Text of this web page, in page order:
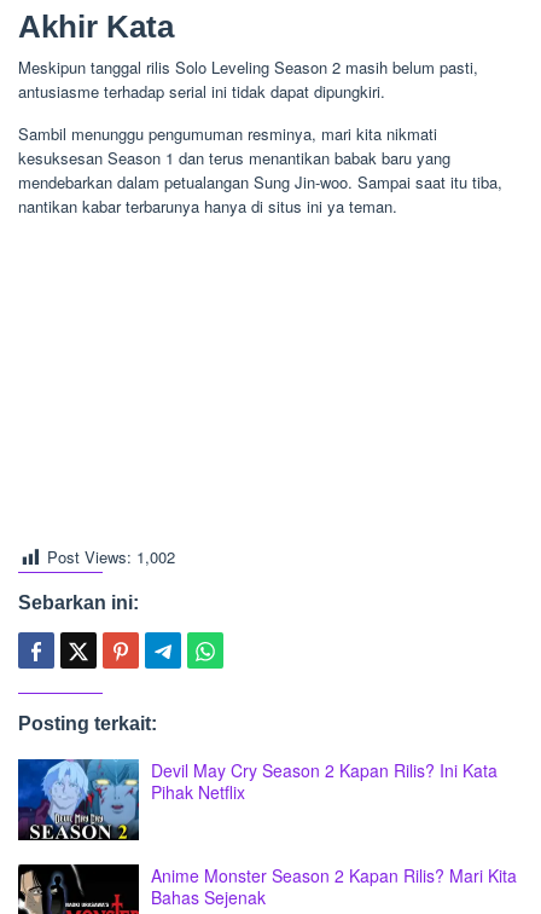
Akhir Kata
Meskipun tanggal rilis Solo Leveling Season 2 masih belum pasti,
antusiasme terhadap serial ini tidak dapat dipungkiri.
Sambil menunggu pengumuman resminya, mari kita nikmati
kesuksesan Season 1 dan terus menantikan babak baru yang
mendebarkan dalam petualangan Sung Jin-woo. Sampai saat itu tiba,
nantikan kabar terbarunya hanya di situs ini ya teman.
Post Views: 1,002
Sebarkan ini:
Posting terkait:
Devil May Cry Season 2 Kapan Rilis? Ini Kata
Pihak Netflix
Anime Monster Season 2 Kapan Rilis? Mari Kita
Bahas Sejenak